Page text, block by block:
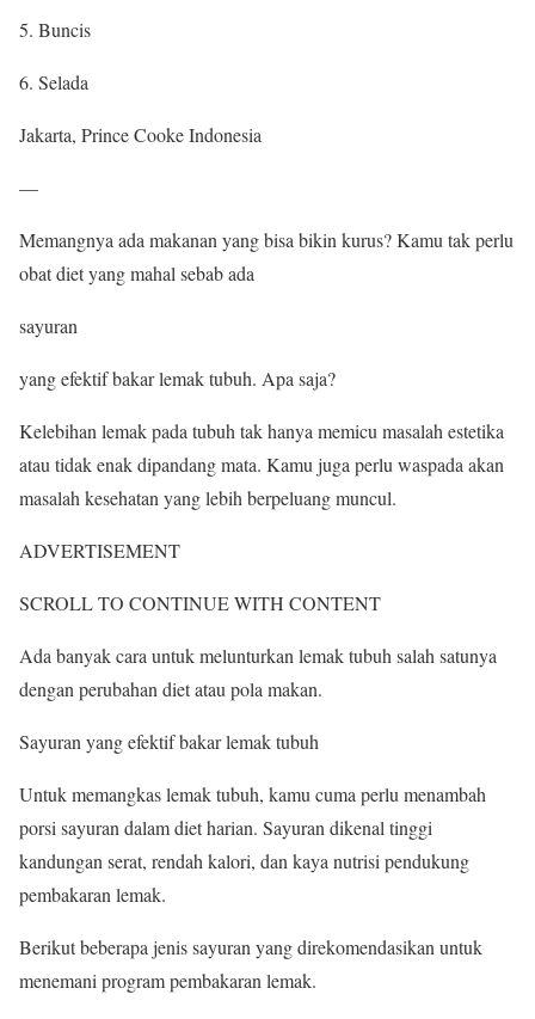
5. Buncis
6. Selada
Jakarta, Prince Cooke Indonesia
—
Memangnya ada makanan yang bisa bikin kurus? Kamu tak perlu
obat diet yang mahal sebab ada
sayuran
yang efektif bakar lemak tubuh. Apa saja?
Kelebihan lemak pada tubuh tak hanya memicu masalah estetika
atau tidak enak dipandang mata. Kamu juga perlu waspada akan
masalah kesehatan yang lebih berpeluang muncul.
ADVERTISEMENT
SCROLL TO CONTINUE WITH CONTENT
Ada banyak cara untuk melunturkan lemak tubuh salah satunya
dengan perubahan diet atau pola makan.
Sayuran yang efektif bakar lemak tubuh
Untuk memangkas lemak tubuh, kamu cuma perlu menambah
porsi sayuran dalam diet harian. Sayuran dikenal tinggi
kandungan serat, rendah kalori, dan kaya nutrisi pendukung
pembakaran lemak.
Berikut beberapa jenis sayuran yang direkomendasikan untuk
menemani program pembakaran lemak.